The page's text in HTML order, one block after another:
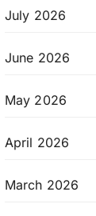
July 2026
June 2026
May 2026
April 2026
March 2026